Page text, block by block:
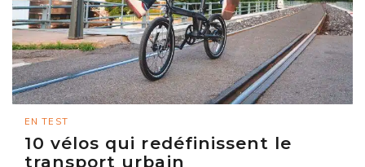
EN TEST
10 vélos qui redéfinissent le
transport urbain